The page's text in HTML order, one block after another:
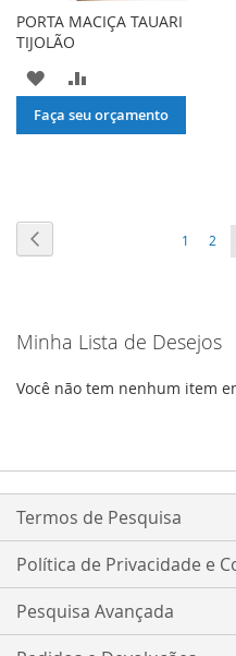
PORTA MACIÇA TAUARI
TIJOLÃO
ADICIONAR
À
DESEJOS
PARA
Faça seu orçamento
Página
1 2
Minha Lista de Desejos
Você não tem nenhum item
Termos de Pesquisa
Política de Privacidade e
Pesquisa Avançada